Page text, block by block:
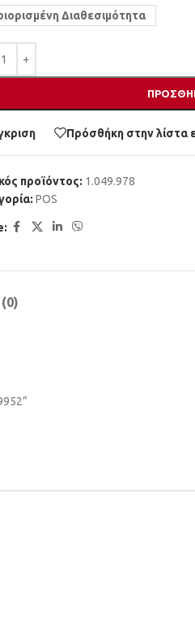
Διαθεσιμότητα
Πρόσθήκη στην λίστα
προϊόντος: 1.049.978
POS